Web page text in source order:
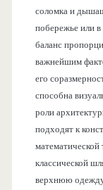
соломка и
побережье или
баланс
важнейшим
его
способна
роли
подходят к
классической
верхнюю одежду